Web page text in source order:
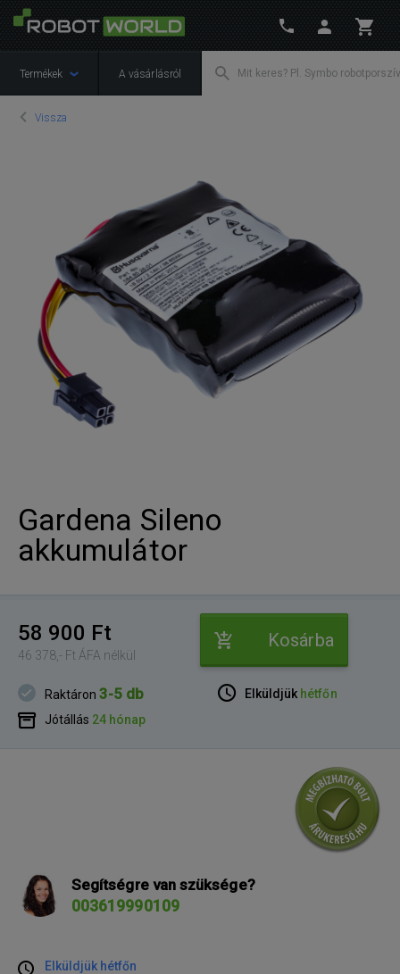
Termékek A vásárlásról
Vissza
Gardena Sileno
akkumulátor
58 900 Ft
46 378,- Ft ÁFA nélkül
Kosárba
Raktáron3-5 db
Jótállás 24 hónap
Elküldjük hétfőn
Segítségre van szüksége?
003619990109
Elküldjük hétfőn